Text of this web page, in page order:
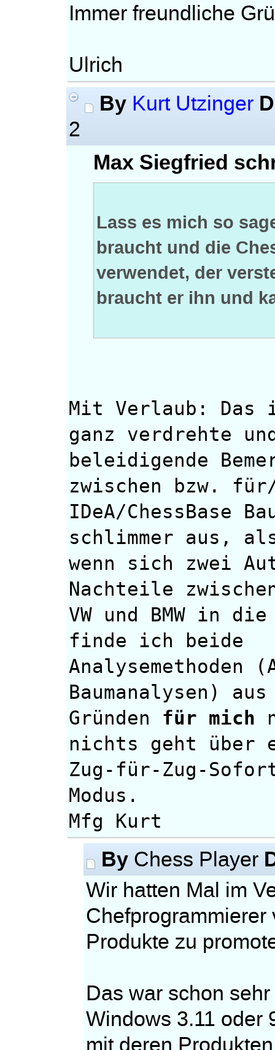
Immer freundliche
Ulrich
By Kurt Utzinger
2
Max Siegfried
Lass es mich so
braucht und die
verwendet, der
braucht er ihn und
Mit Verlaub:
ganz verdrehte
beleidigende
zwischen bzw. für/
IDeA/ChessBase
schlimmer aus,
wenn sich zwei
Nachteile
VW und BMW in
finde ich beide
Analysemethoden
Baumanalysen)
Gründen für mich
nichts geht über
Zug-für-Zug-
Modus.
Mfg Kurt
By Chess Player
Wir hatten Mal im
Produkte zu
Das war schon
Windows 3.11 oder